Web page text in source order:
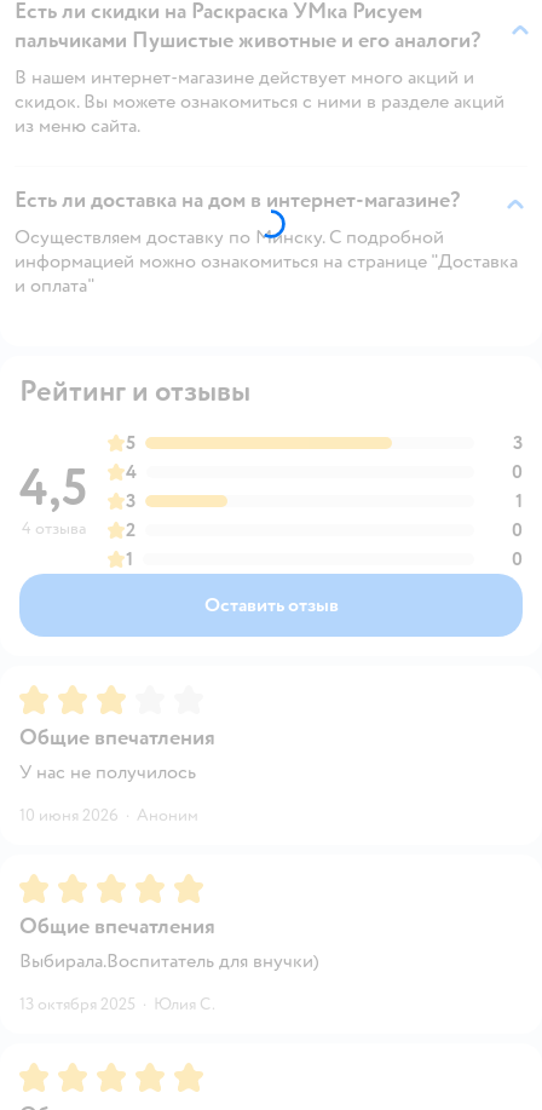
Есть ли скидки на Раскраска УМка Рисуем
пальчиками Пушистые животные и его аналоги?
В нашем интернет-магазине действует много акций и
скидок. Вы можете ознакомиться с ними в разделе акций
из меню сайта.
Есть ли доставка на дом в интернет-магазине?
Осуществляем доставку по Минску. С подробной
информацией можно ознакомиться на странице "Доставка
и оплата"
Рейтинг и отзывы
4,5
4 отзыва
5
3
4
0
3
1
2
0
1
0
Оставить отзыв
Рейтинг:3
Общие впечатления
У нас не получилось
10 июня 2026 · Аноним
Рейтинг:5
Общие впечатления
Выбирала.Воспитатель для внучки)
13 октября 2025 · Юлия С.
Рейтинг:5